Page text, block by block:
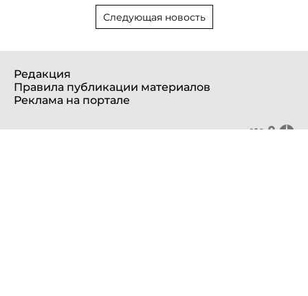
Следующая новость
Редакция
Правила публикации материалов
Реклама на портале